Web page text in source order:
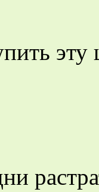
эту